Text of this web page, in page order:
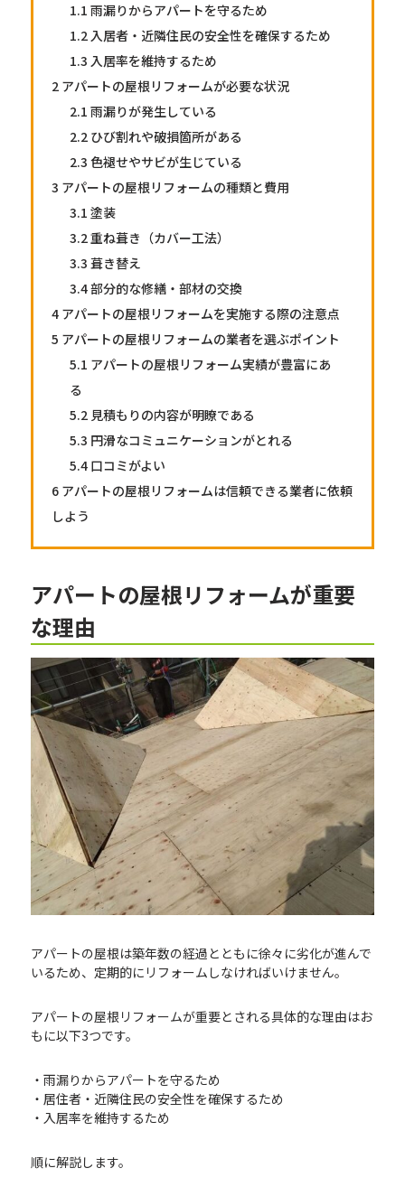
1.1 雨漏りからアパートを守るため
1.2入居者・近隣住民の安全性を確保するため
1.3 入居率を維持するため
2 アパートの屋根リフォームが必要な状況
2.1 雨漏りが発生している
2.2 ひび割れや破損箇所がある
2.3 色褪せやサビが生じている
3 アパートの屋根リフォームの種類と費用
3.1 塗装
3.2重ね葺き（カバー工法）
3.3 葺き替え
3.4部分的な修繕・部材の交換
4 アパートの屋根リフォームを実施する際の注意点
5 アパートの屋根リフォームの業者を選ぶポイント
5.1 アパートの屋根リフォーム実績が豊富にあ
る
5.2 見積もりの内容が明瞭である
5.3 円滑なコミュニケーションがとれる
5.4 口コミがよい
6 アパートの屋根リフォームは信頼できる業者に依頼
しよう
アパートの屋根リフォームが重要
な理由
アパートの屋根は築年数の経過とともに徐々に劣化が進んで
いるため、定期的にリフォームしなければいけません。
アパートの屋根リフォームが重要とされる具体的な理由はお
もに以下3つです。
・雨漏りからアパートを守るため
・居住者・近隣住民の安全性を確保するため
・入居率を維持するため
順に解説します。